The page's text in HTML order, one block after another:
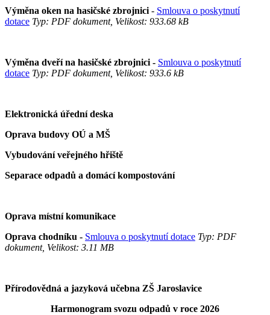
Výměna oken na hasičské zbrojnici - Smlouva o poskytnutí
dotace Typ: PDF dokument, Velikost: 933.68 kB
Výměna dveří na hasičské zbrojnici - Smlouva o poskytnutí
dotace Typ: PDF dokument, Velikost: 933.6 kB
Elektronická úřední deska
Oprava budovy OÚ a MŠ
Vybudování veřejného hřiště
Separace odpadů a domácí kompostování
Oprava místní komunikace
Oprava chodníku - Smlouva o poskytnutí dotace Typ: PDF
dokument, Velikost: 3.11 MB
Přírodovědná a jazyková učebna ZŠ Jaroslavice
Harmonogram svozu odpadů v roce 2026